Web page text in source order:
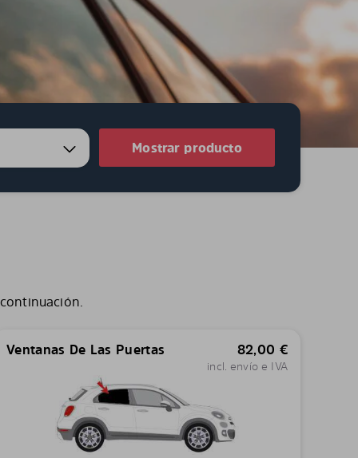
Mostrar producto
Ventanas De Las Puertas 82,00 €
incl. envío e IVA